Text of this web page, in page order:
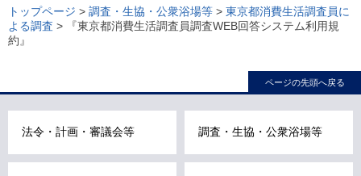
ー
カ
ル
ビ
こ
ま
トップページ > 調査・生協・公衆浴場等 > 東京都消費生活調査員に
よる調査 > 『東京都消費生活調査員調査WEB回答システム利用規
約』
ページの先頭へ戻る
法令・計画・審議会等 調査・生協・公衆浴場等